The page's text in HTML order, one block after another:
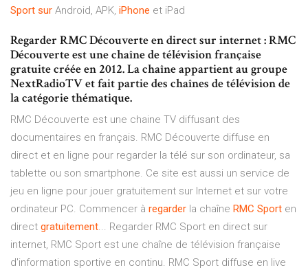
Sport sur Android, APK, iPhone et iPad
Regarder RMC Découverte en direct sur internet : RMC
Découverte est une chaîne de télévision française
gratuite créée en 2012. La chaîne appartient au groupe
NextRadioTV et fait partie des chaînes de télévision de
la catégorie thématique.
RMC Découverte est une chaine TV diffusant des
documentaires en français. RMC Découverte diffuse en
direct et en ligne pour regarder la télé sur son ordinateur, sa
tablette ou son smartphone. Ce site est aussi un service de
jeu en ligne pour jouer gratuitement sur Internet et sur votre
ordinateur PC. Commencer à regarder la chaîne RMC Sport en
direct gratuitement... Regarder RMC Sport en direct sur
internet, RMC Sport est une chaîne de télévision française
d'information sportive en continu. RMC Sport diffuse en live